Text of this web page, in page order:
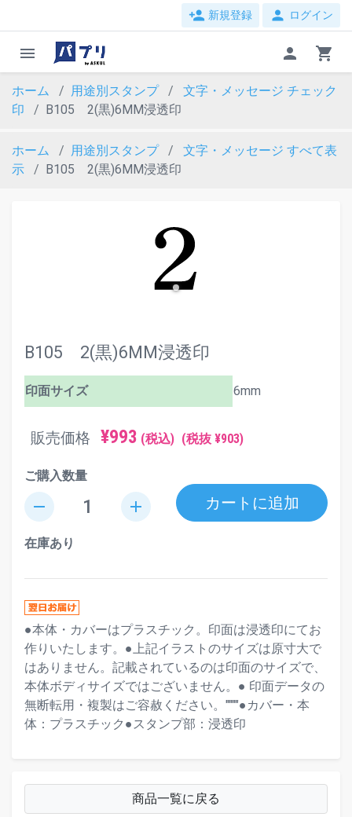
person_add 新規登録 person ログイン
menu person shopping_cart
ホーム 用途別スタンプ 文字・メッセージ チェック
印
B105 2(黒)6MM浸透印
ホーム 用途別スタンプ 文字・メッセージ すべて表
示
B105 2(黒)6MM浸透印
B105 2(黒)6MM浸透印
印面サイズ 6mm
販売価格 ¥993 (税込) (税抜 ¥903)
ご購入数量
remove add カートに追加
在庫あり
●本体・カバーはプラスチック。印面は浸透印にてお
作りいたします。●上記イラストのサイズは原寸大で
はありません。記載されているのは印面のサイズで、
本体ボディサイズではございません。● 印面データの
無断転用・複製はご容赦ください。""""●カバー・本
体：プラスチック●スタンプ部：浸透印
商品一覧に戻る